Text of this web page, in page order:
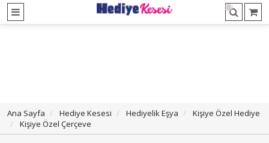
0
Ana Sayfa Hediye Kesesi Hediyelik Eşya
Kişiye Özel Hediye
Kişiye Özel Çerçeve